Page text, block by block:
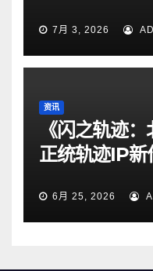
7月 3, 2026
资讯
《闪之轨迹
正统轨迹IP新
6月 25, 2026